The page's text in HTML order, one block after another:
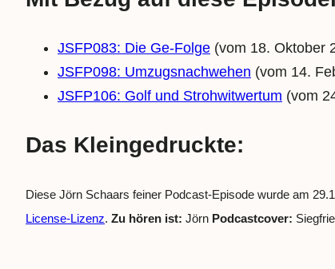
JSFP083: Die Ge-Folge (vom 18. Oktober
JSFP098: Umzugsnachwehen (vom 14.
JSFP106: Golf und Strohwitwertum (vom
Das Kleingedruckte:
Diese Jörn Schaars feiner Podcast-Episode wurde am
License-Lizenz. Zu hören ist: Jörn Podcastcover: